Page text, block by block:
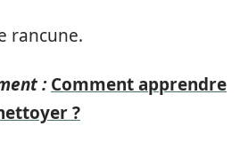
rancune.
: Comment apprendre
?